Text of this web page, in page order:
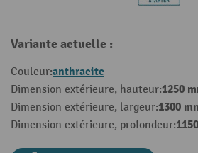
Variante actuelle :
Couleur:anthracite
Dimension extérieure, hauteur:1250
Dimension extérieure, largeur:1300
Dimension extérieure, profondeur: